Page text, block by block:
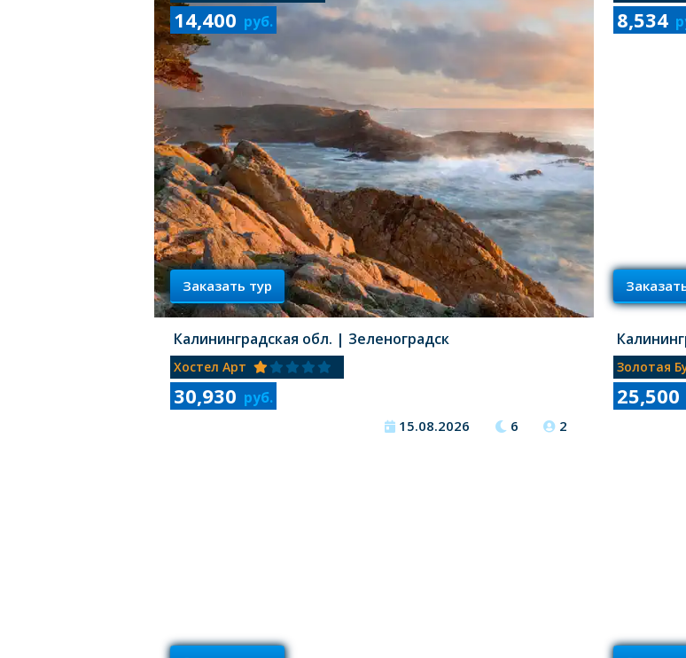
14,400 руб.
Заказать тур
8,534
Калининградская обл. | Зеленоградск
Хостел Арт
30,930 руб.
15.08.2026 6 2
Золотая
25,500